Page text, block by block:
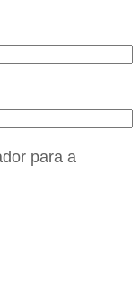
para a